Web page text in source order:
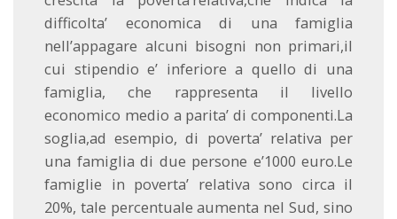
difficolta’ economica di una famiglia
nell’appagare alcuni bisogni non primari,il
cui stipendio e’ inferiore a quello di una
famiglia, che rappresenta il livello
economico medio a parita’ di componenti.La
soglia,ad esempio, di poverta’ relativa per
una famiglia di due persone e’1000 euro.Le
famiglie in poverta’ relativa sono circa il
20%, tale percentuale aumenta nel Sud, sino